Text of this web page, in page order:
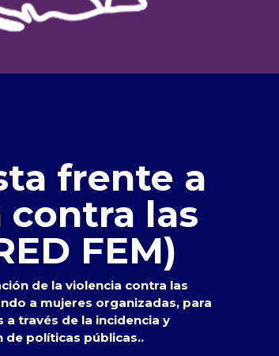
frente a
contra las
FEM)
de la violencia contra las
a mujeres organizadas, para
través de la incidencia y
de políticas públicas..